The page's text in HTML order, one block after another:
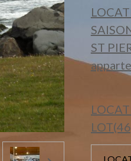
ST